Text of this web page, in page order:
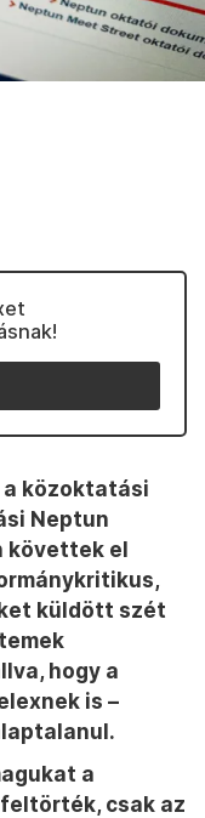
közoktatási
Neptun
követtek el
küldött szét
hogy a
is –
a
csak az